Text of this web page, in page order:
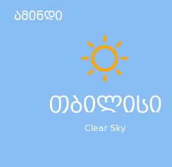
ამინდი
თბილისი
Clear Sky